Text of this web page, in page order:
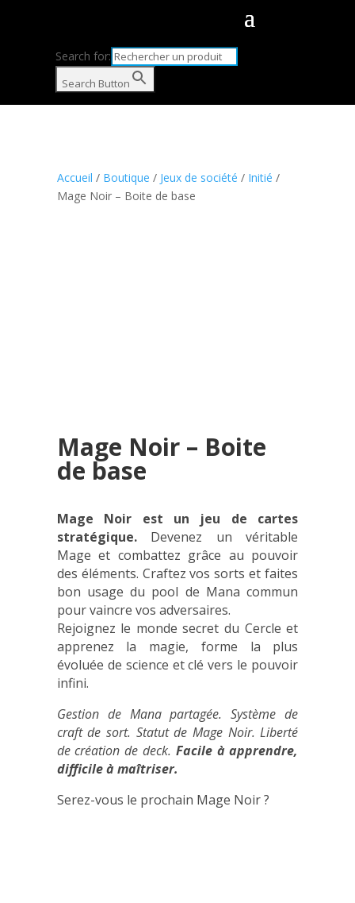
Search for:
Search Button
Accueil / Boutique / Jeux de société / Initié /
Mage Noir – Boite de base
Mage Noir – Boite
de base
Mage Noir est un jeu de cartes
stratégique.Devenez un véritable
Mage et combattez grâce au pouvoir
des éléments. Craftez vos sorts et faites
bon usage du pool de Mana commun
pour vaincre vos adversaires.
Rejoignez le monde secret du Cercle et
apprenez la magie, forme la plus
évoluée de science et clé vers le pouvoir
infini.
Gestion de Mana partagée. Système de
craft de sort. Statut de Mage Noir. Liberté
de création de deck. Facile à apprendre,
difficile à maîtriser.
Serez-vous le prochain Mage Noir ?